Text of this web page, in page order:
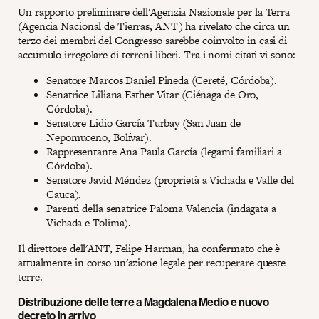
Un rapporto preliminare dell'Agenzia Nazionale per la Terra
(Agencia Nacional de Tierras, ANT) ha rivelato che circa un
terzo dei membri del Congresso sarebbe coinvolto in casi di
accumulo irregolare di terreni liberi. Tra i nomi citati vi sono:
Senatore Marcos Daniel Pineda (Cereté, Córdoba).
Senatrice Liliana Esther Vitar (Ciénaga de Oro,
Córdoba).
Senatore Lidio García Turbay (San Juan de
Nepomuceno, Bolívar).
Rappresentante Ana Paula García (legami familiari a
Córdoba).
Senatore Javid Méndez (proprietà a Vichada e Valle del
Cauca).
Parenti della senatrice Paloma Valencia (indagata a
Vichada e Tolima).
Il direttore dell'ANT, Felipe Harman, ha confermato che è
attualmente in corso un'azione legale per recuperare queste
terre.
Distribuzione delle terre a Magdalena Medio e nuovo
decreto in arrivo